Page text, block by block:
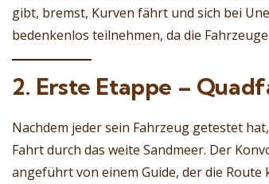
gibt, bremst, Kurven fährt und sich bei
bedenkenlos teilnehmen, da die
2. Erste Etappe –
Nachdem jeder sein Fahrzeug getestet
Fahrt durch das weite Sandmeer. Der
angeführt von einem Guide, der die